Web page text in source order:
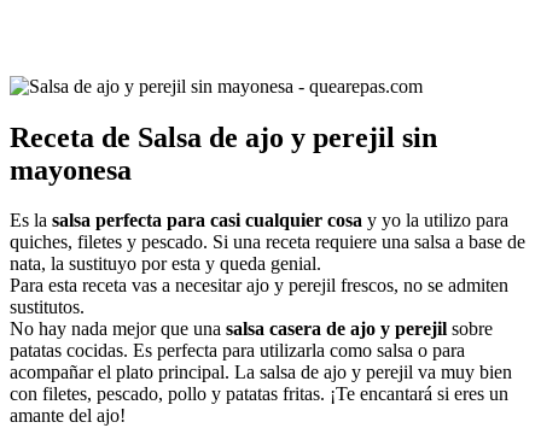
Receta de Salsa de ajo y perejil sin
mayonesa
Es la salsa perfecta para casi cualquier cosa y yo la utilizo para
quiches, filetes y pescado. Si una receta requiere una salsa a base de
nata, la sustituyo por esta y queda genial.
Para esta receta vas a necesitar ajo y perejil frescos, no se admiten
sustitutos.
No hay nada mejor que una salsa casera de ajo y perejil sobre
patatas cocidas. Es perfecta para utilizarla como salsa o para
acompañar el plato principal. La salsa de ajo y perejil va muy bien
con filetes, pescado, pollo y patatas fritas. ¡Te encantará si eres un
amante del ajo!